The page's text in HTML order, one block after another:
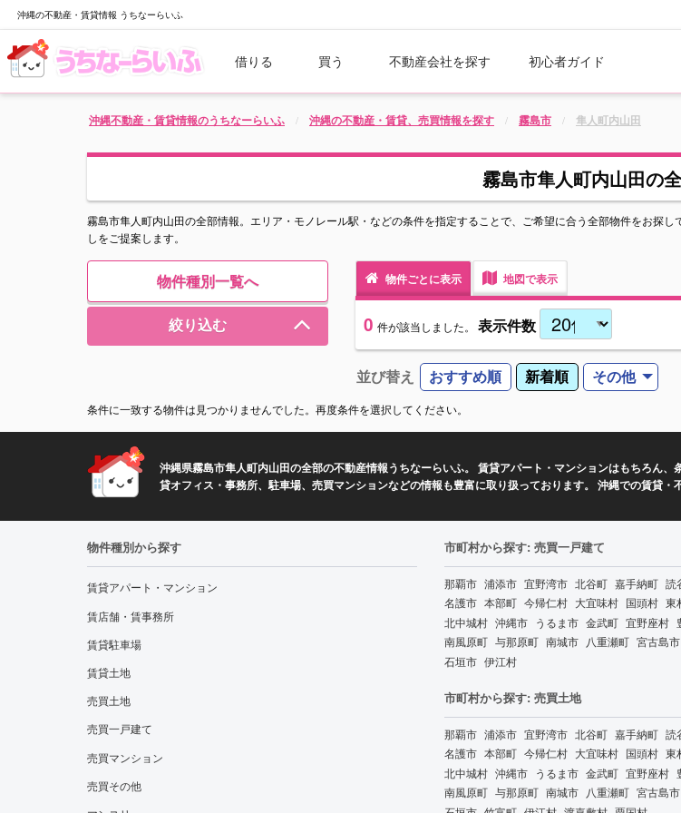
沖縄の不動産・賃貸情報 うちなーらいふ
借りる 買う 不動産会社を探す 初心者ガイド
沖縄不動産・賃貸情報のうちなーらいふ 沖縄の不動産・賃貸、売買情報を探す 霧島市 隼人町内山田
霧島市隼人町内山田の
霧島市隼人町内山田の全部情報。エリア・モノレール駅・などの条件を指定することで、ご希望に合う全部物件をお探
しをご提案します。
物件種別一覧へ
絞り込む
物件ごとに表示 地図で表示
0 件が該当しました。 表示件数
並び替え おすすめ順 新着順 その他
条件に一致する物件は見つかりませんでした。再度条件を選択してください。
沖縄県霧島市隼人町内山田の全部の不動産情報うちなーらいふ。 賃貸アパート・マンションはもちろん
貸オフィス・事務所、駐車場、売買マンションなどの情報も豊富に取り扱っております。 沖縄での賃貸・
物件種別から探す
賃貸アパート・マンション
賃店舗・賃事務所
賃貸駐車場
賃貸土地
売買土地
売買一戸建て
売買マンション
売買その他
市町村から探す: 売買一戸建て
那覇市 浦添市 宜野湾市 北谷町 嘉手納町 読
名護市 本部町 今帰仁村 大宜味村 国頭村 東
北中城村 沖縄市 うるま市 金武町 宜野座村
南風原町 与那原町 南城市 八重瀬町 宮古島市
石垣市 伊江村
市町村から探す: 売買土地
那覇市 浦添市 宜野湾市 北谷町 嘉手納町 読
名護市 本部町 今帰仁村 大宜味村 国頭村 東
北中城村 沖縄市 うるま市 金武町 宜野座村
南風原町 与那原町 南城市 八重瀬町 宮古島市